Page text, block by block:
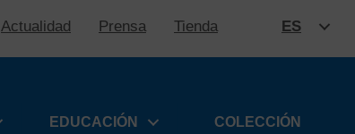
Actualidad Prensa Tienda ES
EDUCACIÓN COLECCIÓN